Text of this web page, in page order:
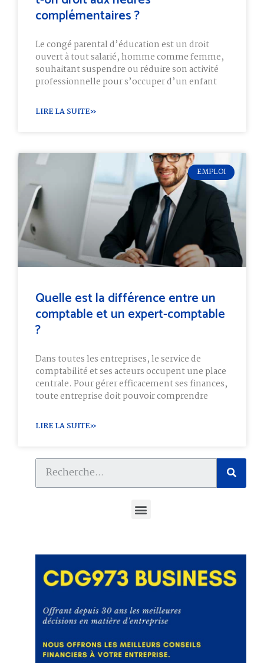
complémentaires ?
Le congé parental d’éducation est un droit
ouvert à tout salarié, homme comme femme,
souhaitant suspendre ou réduire son activité
professionnelle pour s’occuper d’un enfant
LIRE LA SUITE»
EMPLOI
Quelle est la différence entre un
comptable et un expert-comptable
?
Dans toutes les entreprises, le service de
comptabilité et ses acteurs occupent une place
centrale. Pour gérer efficacement ses finances,
toute entreprise doit pouvoir comprendre
LIRE LA SUITE»